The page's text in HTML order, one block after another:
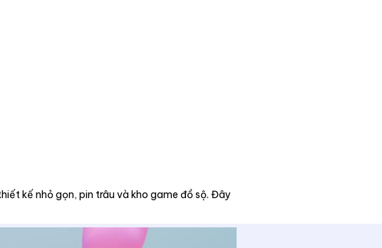
kế nhỏ gọn, pin trâu và kho game đồ sộ. Đây